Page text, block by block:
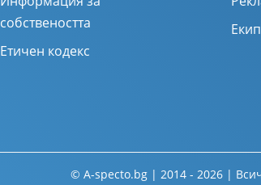
собствеността
Етичен кодекс
Екип
© A-specto.bg | 2014 - 2026 |